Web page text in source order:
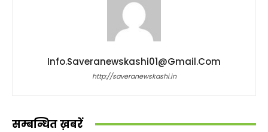
Info.saveranewskashi01@gmail.com
http://saveranewskashi.in
सम्बन्धित ख़बरें